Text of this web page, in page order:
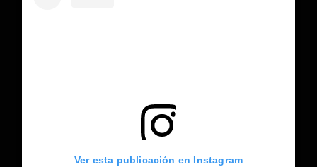
Ver esta publicación en Instagram